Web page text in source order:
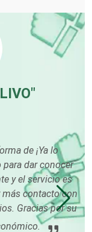
Agarra
Quiero dar
Encontré! por la
han brindado en